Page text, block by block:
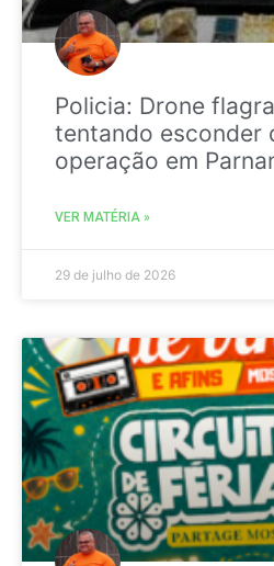
Policia: Drone
tentando esconder
operação em
VER MATÉRIA »
29 de julho de 2026